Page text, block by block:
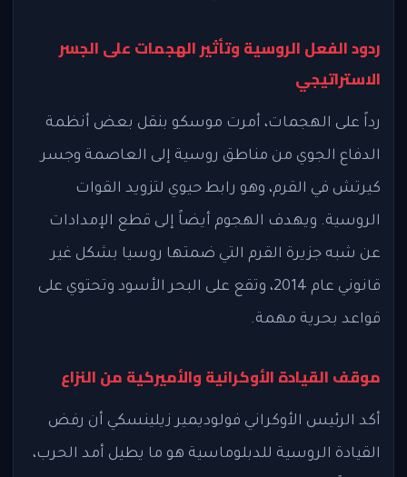
ردود الفعل الروسية وتأثير الهجمات على الجسر
الاستراتيجي
رداً على الهجمات، أمرت موسكو بنقل بعض أنظمة
الدفاع الجوي من مناطق روسية إلى العاصمة وجسر
كيرتش في القرم، وهو رابط حيوي لتزويد القوات
الروسية. ويهدف الهجوم أيضاً إلى قطع الإمدادات
عن شبه جزيرة القرم التي ضمتها روسيا بشكل غير
قانوني عام 2014، وتقع على البحر الأسود وتحتوي على
قواعد بحرية مهمة.
موقف القيادة الأوكرانية والأميركية من النزاع
أكد الرئيس الأوكراني فولوديمير زيلينسكي أن رفض
القيادة الروسية للدبلوماسية هو ما يطيل أمد الحرب،